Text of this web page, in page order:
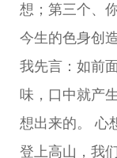
想；第三个、
今生的色身创
我先言：如前
味，口中就产
想出来的。 心
登上高山，我